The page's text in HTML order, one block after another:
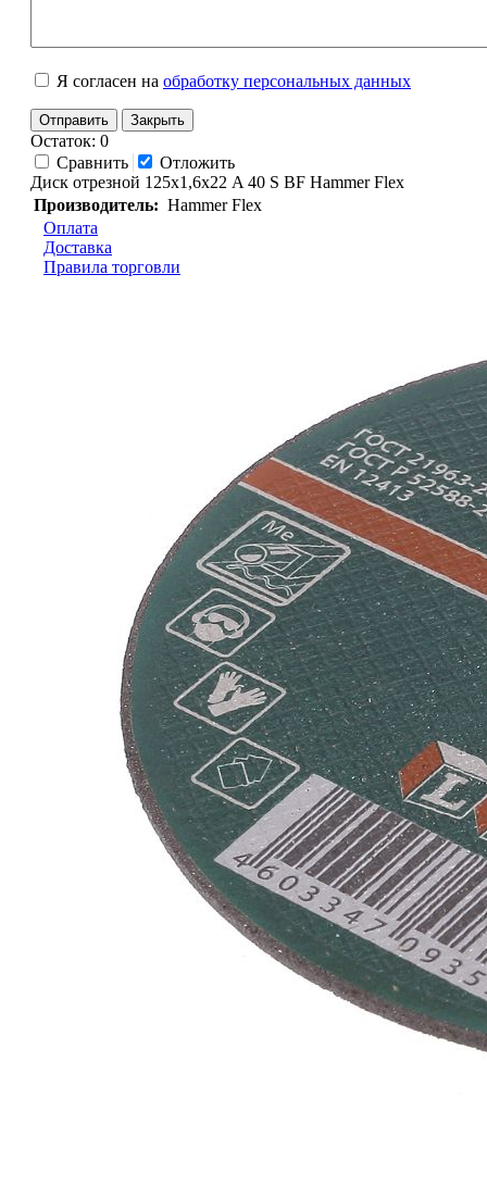
Я согласен на обработку персональных данных
Отправить Закрыть
Остаток: 0
Сравнить
Отложить
Диск отрезной 125х1,6х22 A 40 S BF Hammer Flex
Производитель: Hammer Flex
Оплата
Доставка
Правила торговли